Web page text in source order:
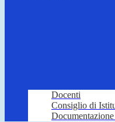
Docenti
Consiglio di